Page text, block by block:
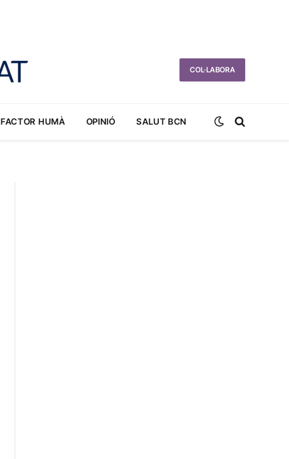
COL·LABORA
FACTOR HUMÀ OPINIÓ SALUT BCN